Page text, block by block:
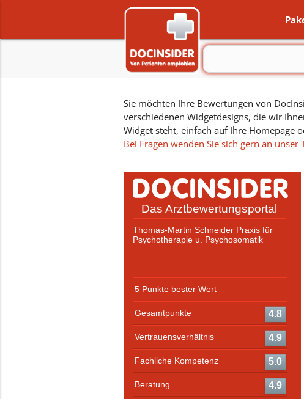
Sie möchten Ihre Bewertungen von
verschiedenen Widgetdesigns, die wir
Widget steht, einfach auf Ihre Homepage
Bei Fragen wenden Sie sich gern an unser